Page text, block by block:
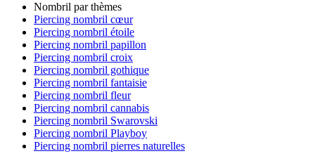
Nombril par thèmes
Piercing nombril cœur
Piercing nombril étoile
Piercing nombril papillon
Piercing nombril croix
Piercing nombril gothique
Piercing nombril fantaisie
Piercing nombril fleur
Piercing nombril cannabis
Piercing nombril Swarovski
Piercing nombril Playboy
Piercing nombril pierres naturelles